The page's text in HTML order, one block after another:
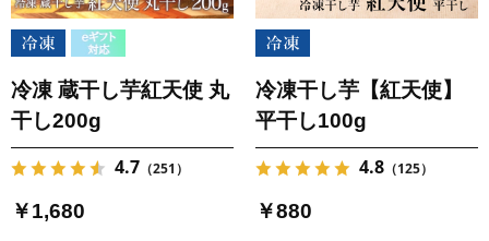
冷凍 蔵干し芋紅天使 丸
干し200g
4.7 （251）
￥1,680
冷凍干し芋【紅天使】
平干し100g
4.8 （125）
￥880